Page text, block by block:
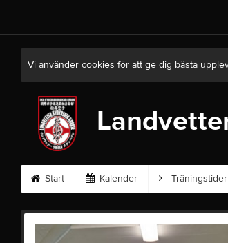
Vi använder cookies för att ge dig bästa
Start Kalender Träningstider